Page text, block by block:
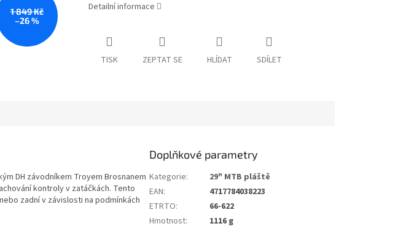
1 849 Kč
–26 %
Detailní informace
TISK ZEPTAT SE HLÍDAT SDÍLET
DH závodníkem Troyem Brosnanem
kontroly v zatáčkách. Tento
zadní v závislosti na podmínkách
Doplňkové parametry
Kategorie:
29" MTB pláště
EAN:
4717784038223
ETRTO:
66-622
Hmotnost:
1116 g